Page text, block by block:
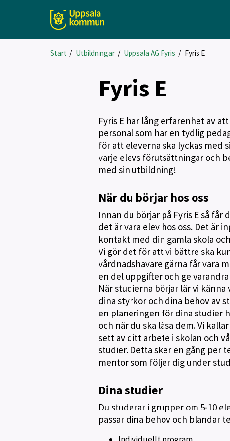
Start / Utbildningar/ Uppsala AG Fyris / Fyris E
Fyris E
Fyris E har lång erfarenhet av
personal som har en tydlig
för att eleverna ska lyckas med
varje elevs förutsättningar och
med sin utbildning!
När du börjar hos oss
Innan du börjar på Fyris E så
det är vara elev hos oss. Det är
kontakt med din gamla skola
Vi gör det för att vi bättre ska
vårdnadshavare gärna får vara
en del uppgifter och ge
När studierna börjar lär vi
dina styrkor och dina behov av
en planeringen för dina studier
och när du ska läsa dem. Vi
sett av ditt arbete i skolan och
studier. Detta sker en gång per
mentor som följer dig under
Dina studier
Du studerar i grupper om 5-10
passar dina behov och blandar